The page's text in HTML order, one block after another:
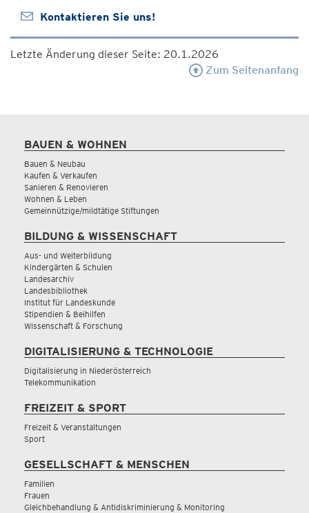
Kontaktieren Sie uns!
Letzte Änderung dieser Seite: 20.1.2026
Zum Seitenanfang
BAUEN & WOHNEN
Bauen & Neubau
Kaufen & Verkaufen
Sanieren & Renovieren
Wohnen & Leben
Gemeinnützige/mildtätige Stiftungen
BILDUNG & WISSENSCHAFT
Aus- und Weiterbildung
Kindergärten & Schulen
Landesarchiv
Landesbibliothek
Institut für Landeskunde
Stipendien & Beihilfen
Wissenschaft & Forschung
DIGITALISIERUNG & TECHNOLOGIE
Digitalisierung in Niederösterreich
Telekommunikation
FREIZEIT & SPORT
Freizeit & Veranstaltungen
Sport
GESELLSCHAFT & MENSCHEN
Familien
Frauen
Gleichbehandlung & Antidiskriminierung & Monitoring